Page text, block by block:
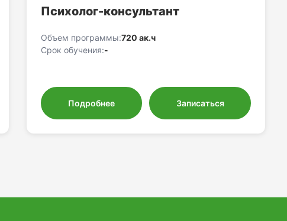
Психолог-консультант
Объем программы:720 ак.ч
Срок обучения:-
Подробнее Записаться